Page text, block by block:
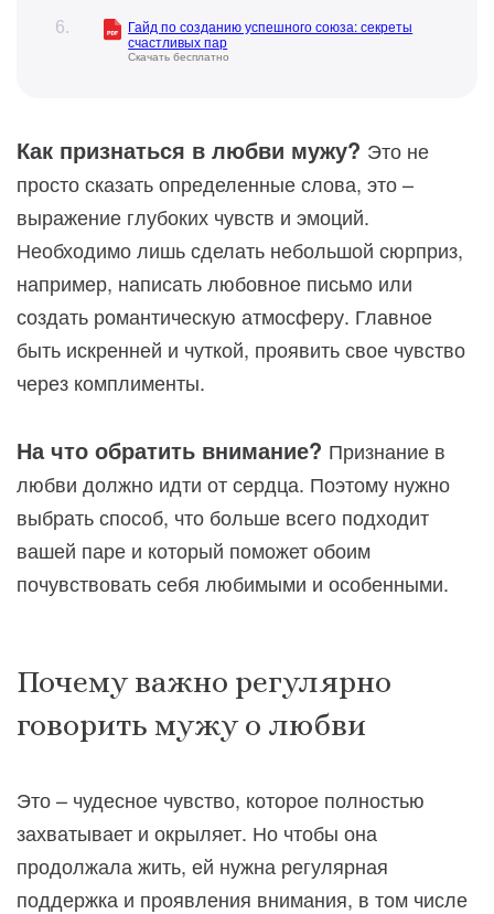
Гайд по созданию успешного союза: секреты
счастливых пар
Скачать бесплатно
Как признаться в любви мужу? Это не
просто сказать определенные слова, это –
выражение глубоких чувств и эмоций.
Необходимо лишь сделать небольшой сюрприз,
например, написать любовное письмо или
создать романтическую атмосферу. Главное
быть искренней и чуткой, проявить свое чувство
через комплименты.
На что обратить внимание? Признание в
любви должно идти от сердца. Поэтому нужно
выбрать способ, что больше всего подходит
вашей паре и который поможет обоим
почувствовать себя любимыми и особенными.
Почему важно регулярно
говорить мужу о любви
Это – чудесное чувство, которое полностью
захватывает и окрыляет. Но чтобы она
продолжала жить, ей нужна регулярная
поддержка и проявления внимания, в том числе